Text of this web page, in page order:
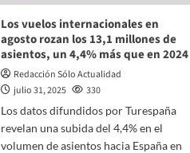
Los vuelos internacionales en
agosto rozan los 13,1 millones de
asientos, un 4,4% más que en 2024
Redacción Sólo Actualidad
julio 31, 2025
330
Los datos difundidos por Turespaña
revelan una subida del 4,4% en el
volumen de asientos hacia España en